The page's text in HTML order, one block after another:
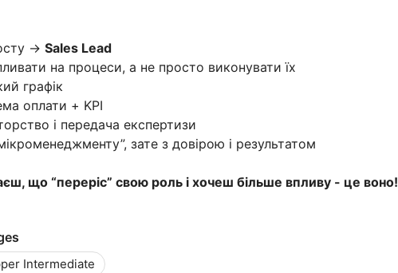
→ Sales Lead
на процеси, а не просто виконувати їх
графік
оплати + KPI
і передача експертизи
зате з довірою і результатом
що “переріс” свою роль і хочеш більше впливу - це воно!
Intermediate